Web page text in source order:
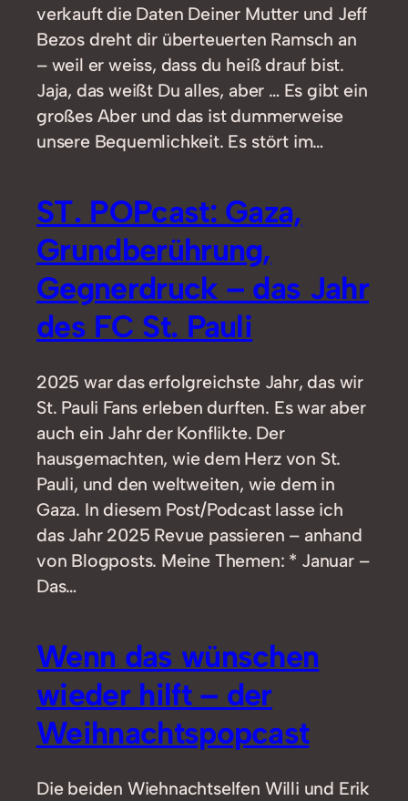
verkauft die Daten Deiner Mutter und Jeff
Bezos dreht dir überteuerten Ramsch an
– weil er weiss, dass du heiß drauf bist.
Jaja, das weißt Du alles, aber … Es gibt ein
großes Aber und das ist dummerweise
unsere Bequemlichkeit. Es stört im…
ST. POPcast: Gaza,
Grundberührung,
Gegnerdruck – das Jahr
des FC St. Pauli
2025 war das erfolgreichste Jahr, das wir
St. Pauli Fans erleben durften. Es war aber
auch ein Jahr der Konflikte. Der
hausgemachten, wie dem Herz von St.
Pauli, und den weltweiten, wie dem in
Gaza. In diesem Post/Podcast lasse ich
das Jahr 2025 Revue passieren – anhand
von Blogposts. Meine Themen: * Januar –
Das…
Wenn das wünschen
wieder hilft – der
Weihnachtspopcast
Die beiden Wiehnachtselfen Willi und Erik